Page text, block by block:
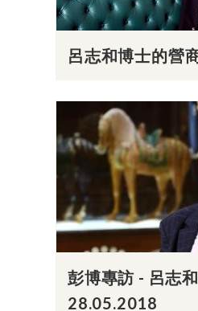
呂志和博士的營
彭博專訪 - 呂志
28.05.2018